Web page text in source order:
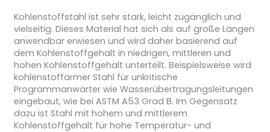
Kohlenstoffstahl ist sehr stark, leicht zugänglich und
vielseitig. Dieses Material hat sich als auf große Längen
anwendbar erwiesen und wird daher basierend auf
dem Kohlenstoffgehalt in niedrigen, mittleren und
hohen Kohlenstoffgehalt unterteilt. Beispielsweise wird
kohlenstoffarmer Stahl für unkritische
Programmanwärter wie Wasserübertragungsleitungen
eingebaut, wie bei ASTM A53 Grad B. Im Gegensatz
dazu ist Stahl mit hohem und mittlerem
Kohlenstoffgehalt für hohe Temperatur- und